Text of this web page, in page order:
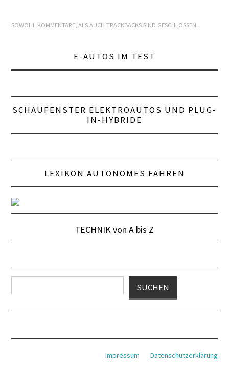
WIRTSCHAFT
TEST
LOGBUCH
SCHAUFENSTER
E+PIH
LEXIKON A
LEVEL 5
SOWOHL KOMMENTARE, ALS AUCH TRACKBACKS SIND GESCHLOSSEN.
E-AUTOS IM TEST
SCHAUFENSTER ELEKTROAUTOS UND PLUG-
IN-HYBRIDE
LEXIKON AUTONOMES FAHREN
TECHNIK von A bis Z
SUCHEN
Datenschutzerklärung
Impressum